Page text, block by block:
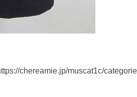
chereamie.jp/muscat1c/